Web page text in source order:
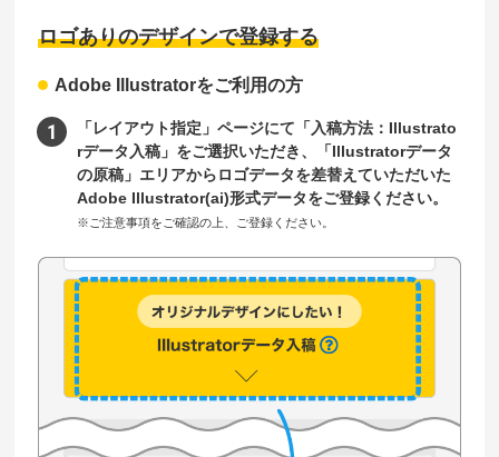
ロゴありのデザインで登録する
Adobe Illustratorをご利用の方
「レイアウト指定」ページにて「入稿方法：Illustrato
rデータ入稿」をご選択いただき、「Illustratorデータ
の原稿」エリアからロゴデータを差替えていただいた
Adobe Illustrator(ai)形式データをご登録ください。
※ご注意事項をご確認の上、ご登録ください。